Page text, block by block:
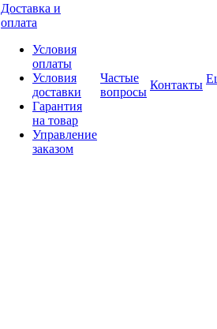
Доставка и
оплата
Условия
оплаты
Условия
доставки
Гарантия
на товар
Управление
заказом
Частые
вопросы
Контакты